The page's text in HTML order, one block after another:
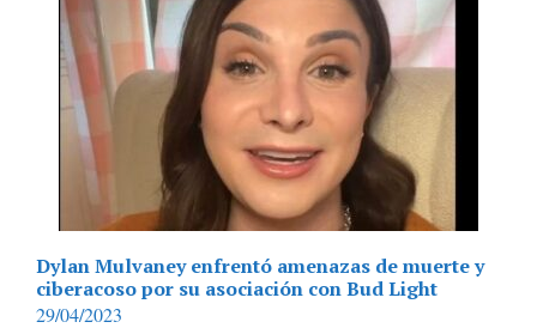
Dylan Mulvaney enfrentó amenazas de muerte y
ciberacoso por su asociación con Bud Light
29/04/2023